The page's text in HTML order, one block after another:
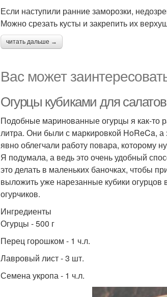
Если наступили ранние заморозки,
Можно срезать кусты и закрепить их
читать дальше →
Вас может
Огурцы кубиками для
Подобные маринованные огурцы я как-то
литра. Они были с маркировкой HoReCa,
явно облегчали работу повара, которому
Я подумала, а ведь это очень удобный
это делать в маленьких баночках, чтобы
выложить уже нарезанные кубики
огурчиков.
Ингредиенты
Огурцы - 500 г
Перец горошком - 1 ч.л.
Лавровый лист - 3 шт.
Семена укропа - 1 ч.л.